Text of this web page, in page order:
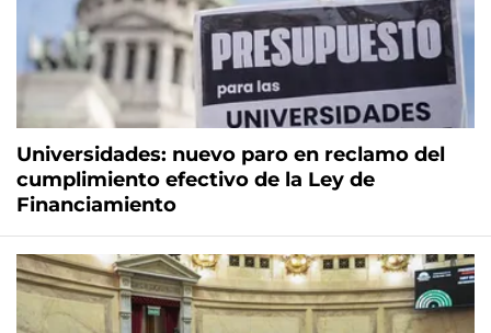
Universidades: nuevo paro en reclamo del
cumplimiento efectivo de la Ley de
Financiamiento